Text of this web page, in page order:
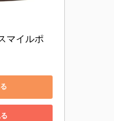
マイルポ